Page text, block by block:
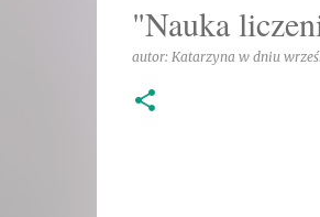
"Nauka
autor: Katarzyna w dniu